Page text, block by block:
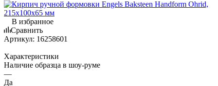
В избранное
Сравнить
Артикул: 16258601
Характеристики
Наличие образца в шоу-руме
—
Да